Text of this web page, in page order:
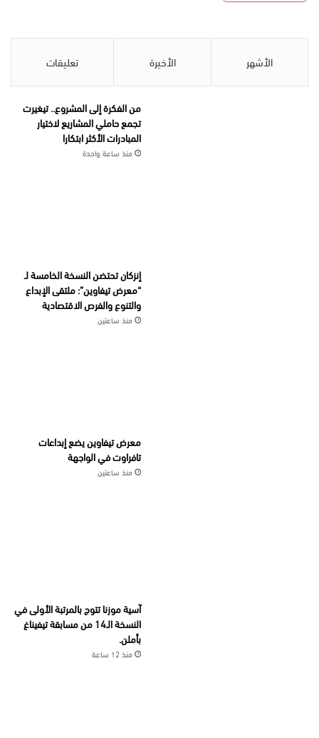
الأشهر الأخيرة تعليقات
من الفكرة إلى المشروع.. تيغيرت
تجمع حاملي المشاريع لاختيار
المبادرات الأكثر ابتكارا
منذ ساعة واحدة
إنزكان تحتضن النسخة الخامسة لـ
“معرض تيفاوين”: ملتقى الإبداع
والتنوع والفرص الاقتصادية
منذ ساعتين
معرض تيفاوين يضع إبداعات
تافراوت في الواجهة
منذ ساعتين
آسية موزنا تتوج بالمرتبة الأولى في
النسخة الـ14 من مسابقة تيفيناغ
بأملن.
منذ 12 ساعة